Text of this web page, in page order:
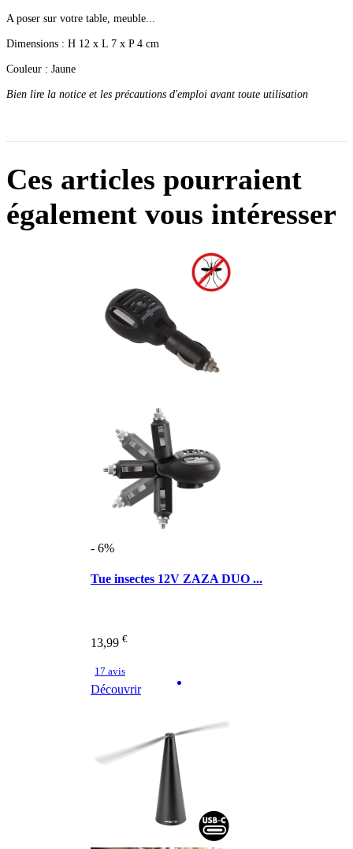
A poser sur votre table, meuble...
Dimensions : H 12 x L 7 x P 4 cm
Couleur : Jaune
Bien lire la notice et les précautions d'emploi avant toute utilisation
Ces articles pourraient
également vous intéresser
- 6%
Tue insectes 12V ZAZA DUO ...
13,99 €
17 avis
Découvrir